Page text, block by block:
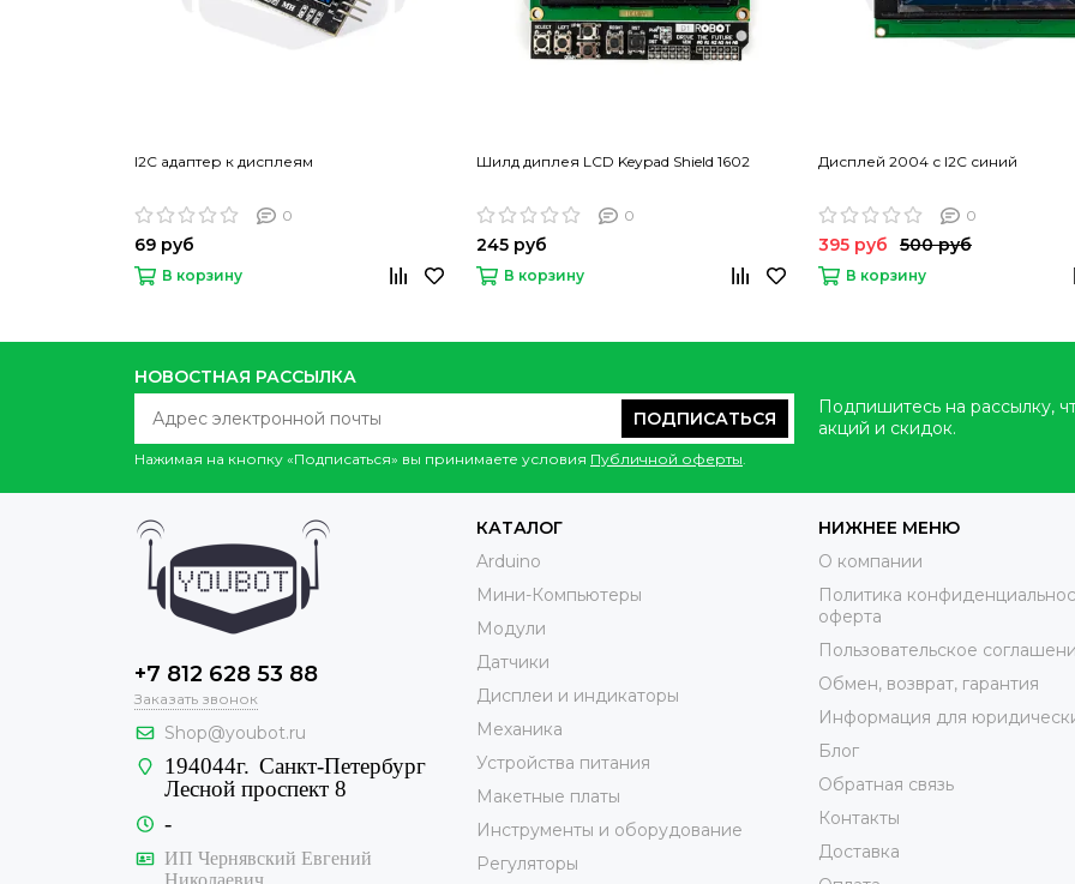
I2C адаптер к дисплеям
0
69 руб
В корзину
Шилд диплея LCD Keypad Shield 1602
0
245 руб
В корзину
Дисплей 2004 с I2C синий
0
395 руб 500 руб
В корзину
НОВОСТНАЯ РАССЫЛКА
ПОДПИСАТЬСЯ
Нажимая на кнопку «Подписаться» вы принимаете условия Публичной оферты.
Подпишитесь на рассылку,
акций и скидок.
+7 812 628 53 88
Заказать звонок
Shop@youbot.ru
194044г. Санкт-Петербург
Лесной проспект 8
-
ИП Чернявский Евгений
Николаевич
КАТАЛОГ
Arduino
Мини-Компьютеры
Модули
Датчики
Дисплеи и индикаторы
Механика
Устройства питания
Макетные платы
Инструменты и оборудование
Регуляторы
НИЖНЕЕ МЕНЮ
О компании
Политика
оферта
Пользовательское
Обмен, возврат, гарантия
Информация для
Блог
Обратная связь
Контакты
Доставка